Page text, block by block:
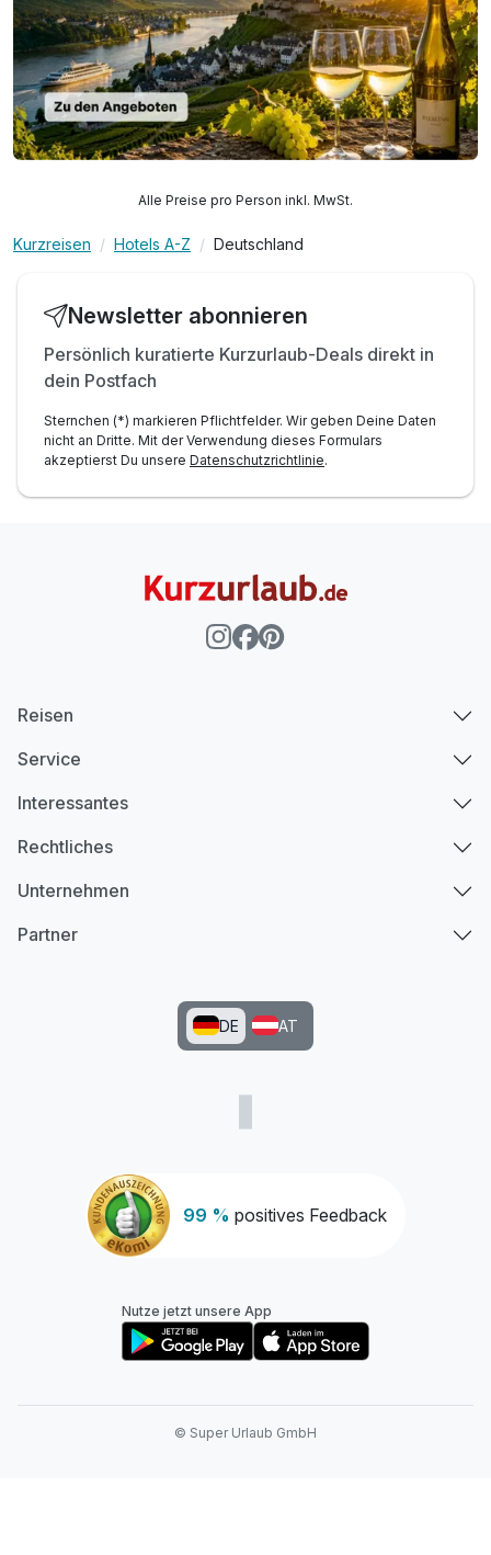
inkl. W-Lan
Alle Preise pro Person inkl. MwSt.
Kurzreisen Hotels A-Z Deutschland
Newsletter abonnieren
Persönlich kuratierte Kurzurlaub-Deals direkt in
dein Postfach
Sternchen (*) markieren Pflichtfelder. Wir geben Deine Daten
nicht an Dritte. Mit der Verwendung dieses Formulars
akzeptierst Du unsere Datenschutzrichtlinie.
99 % positives Feedback
Reisen
Service
Interessantes
Rechtliches
Unternehmen
Partner
DE AT
Nutze jetzt unsere App
© Super Urlaub GmbH